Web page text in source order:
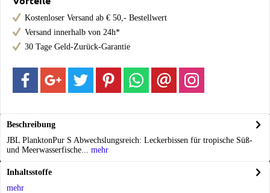
Kostenloser Versand ab € 50,- Bestellwert
Versand innerhalb von 24h*
30 Tage Geld-Zurück-Garantie
Beschreibung
JBL PlanktonPur S Abwechslungsreich: Leckerbissen für tropische Süß-
und Meerwasserfische...
mehr
Inhaltsstoffe
mehr